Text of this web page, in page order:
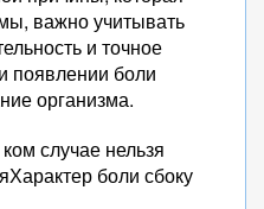
важно учитывать
и точное
появлении боли
организма.
случае нельзя
боли сбоку